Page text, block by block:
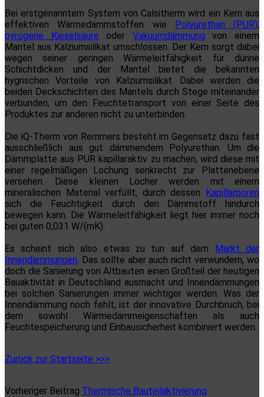
Bei erstgenanntem System von Calsitherm wird ein Kern aus
effektiven Wärmedämmstoffen wie Polyurethan (PUR),
pyrogene Kieselsäure oder Vakuumdämmung von einem
Mantel aus Kalziumsilikat umschlossen. Der Kern sorgt dabei
wegen seiner geringen Wärmeleitfähigkeit für dünne
Schichtdicken und der Mantel bietet die bekannten
hygrischen Vorteile von Kalziumsilikat. Dabei werden die
beiden Deckschichten des Mantels durch Stege miteinander
verbunden, um den Feuchtetransport von einer Seite des
Produktes zur anderen nicht zu unterbinden.
Die iQ-Therm von Remmers besteht im Gegensatz dazu fast
ausschließlich aus gut dämmendem Polyurethan. Um die
Dämmplatte aus PUR kapillaraktiv zu machen, wird diese mit
einer regelmäßigen Lochung senkrecht zur Plattenebene
versehen. Diese kleinen Löcher werden mit einem
mineralischen Material verfüllt, durch dessen Kapillarporen
sich die Feuchtigkeit durch den Dämmstoff hindurch
bewegen kann. Die Wärmeleitfähigkeit liegt hier immer noch
bei guten 0,031 W/(mK).
Es scheint sich also etwas zu tun auf dem Markt der
Innendämmungen. Das sollte aber auch nicht verwundern, wo
doch die Sanierung von Altbauten einen Großteil der heutigen
Bauaktivität in Deutschland ausmacht und Innendämmungen
bei solchen Sanierungen immer wichtiger werden. Was der
Innendämmung noch fehlt, ist der innovative Durchbruch, bei
dem sowohl Wärmedämmeigenschaften als auch
Feuchtespeicherung und Einbausicherheit kombiniert werden.
Zurück zur Startseite >>>
Vorheriger Beitrag Thermische Bauteilaktivierung